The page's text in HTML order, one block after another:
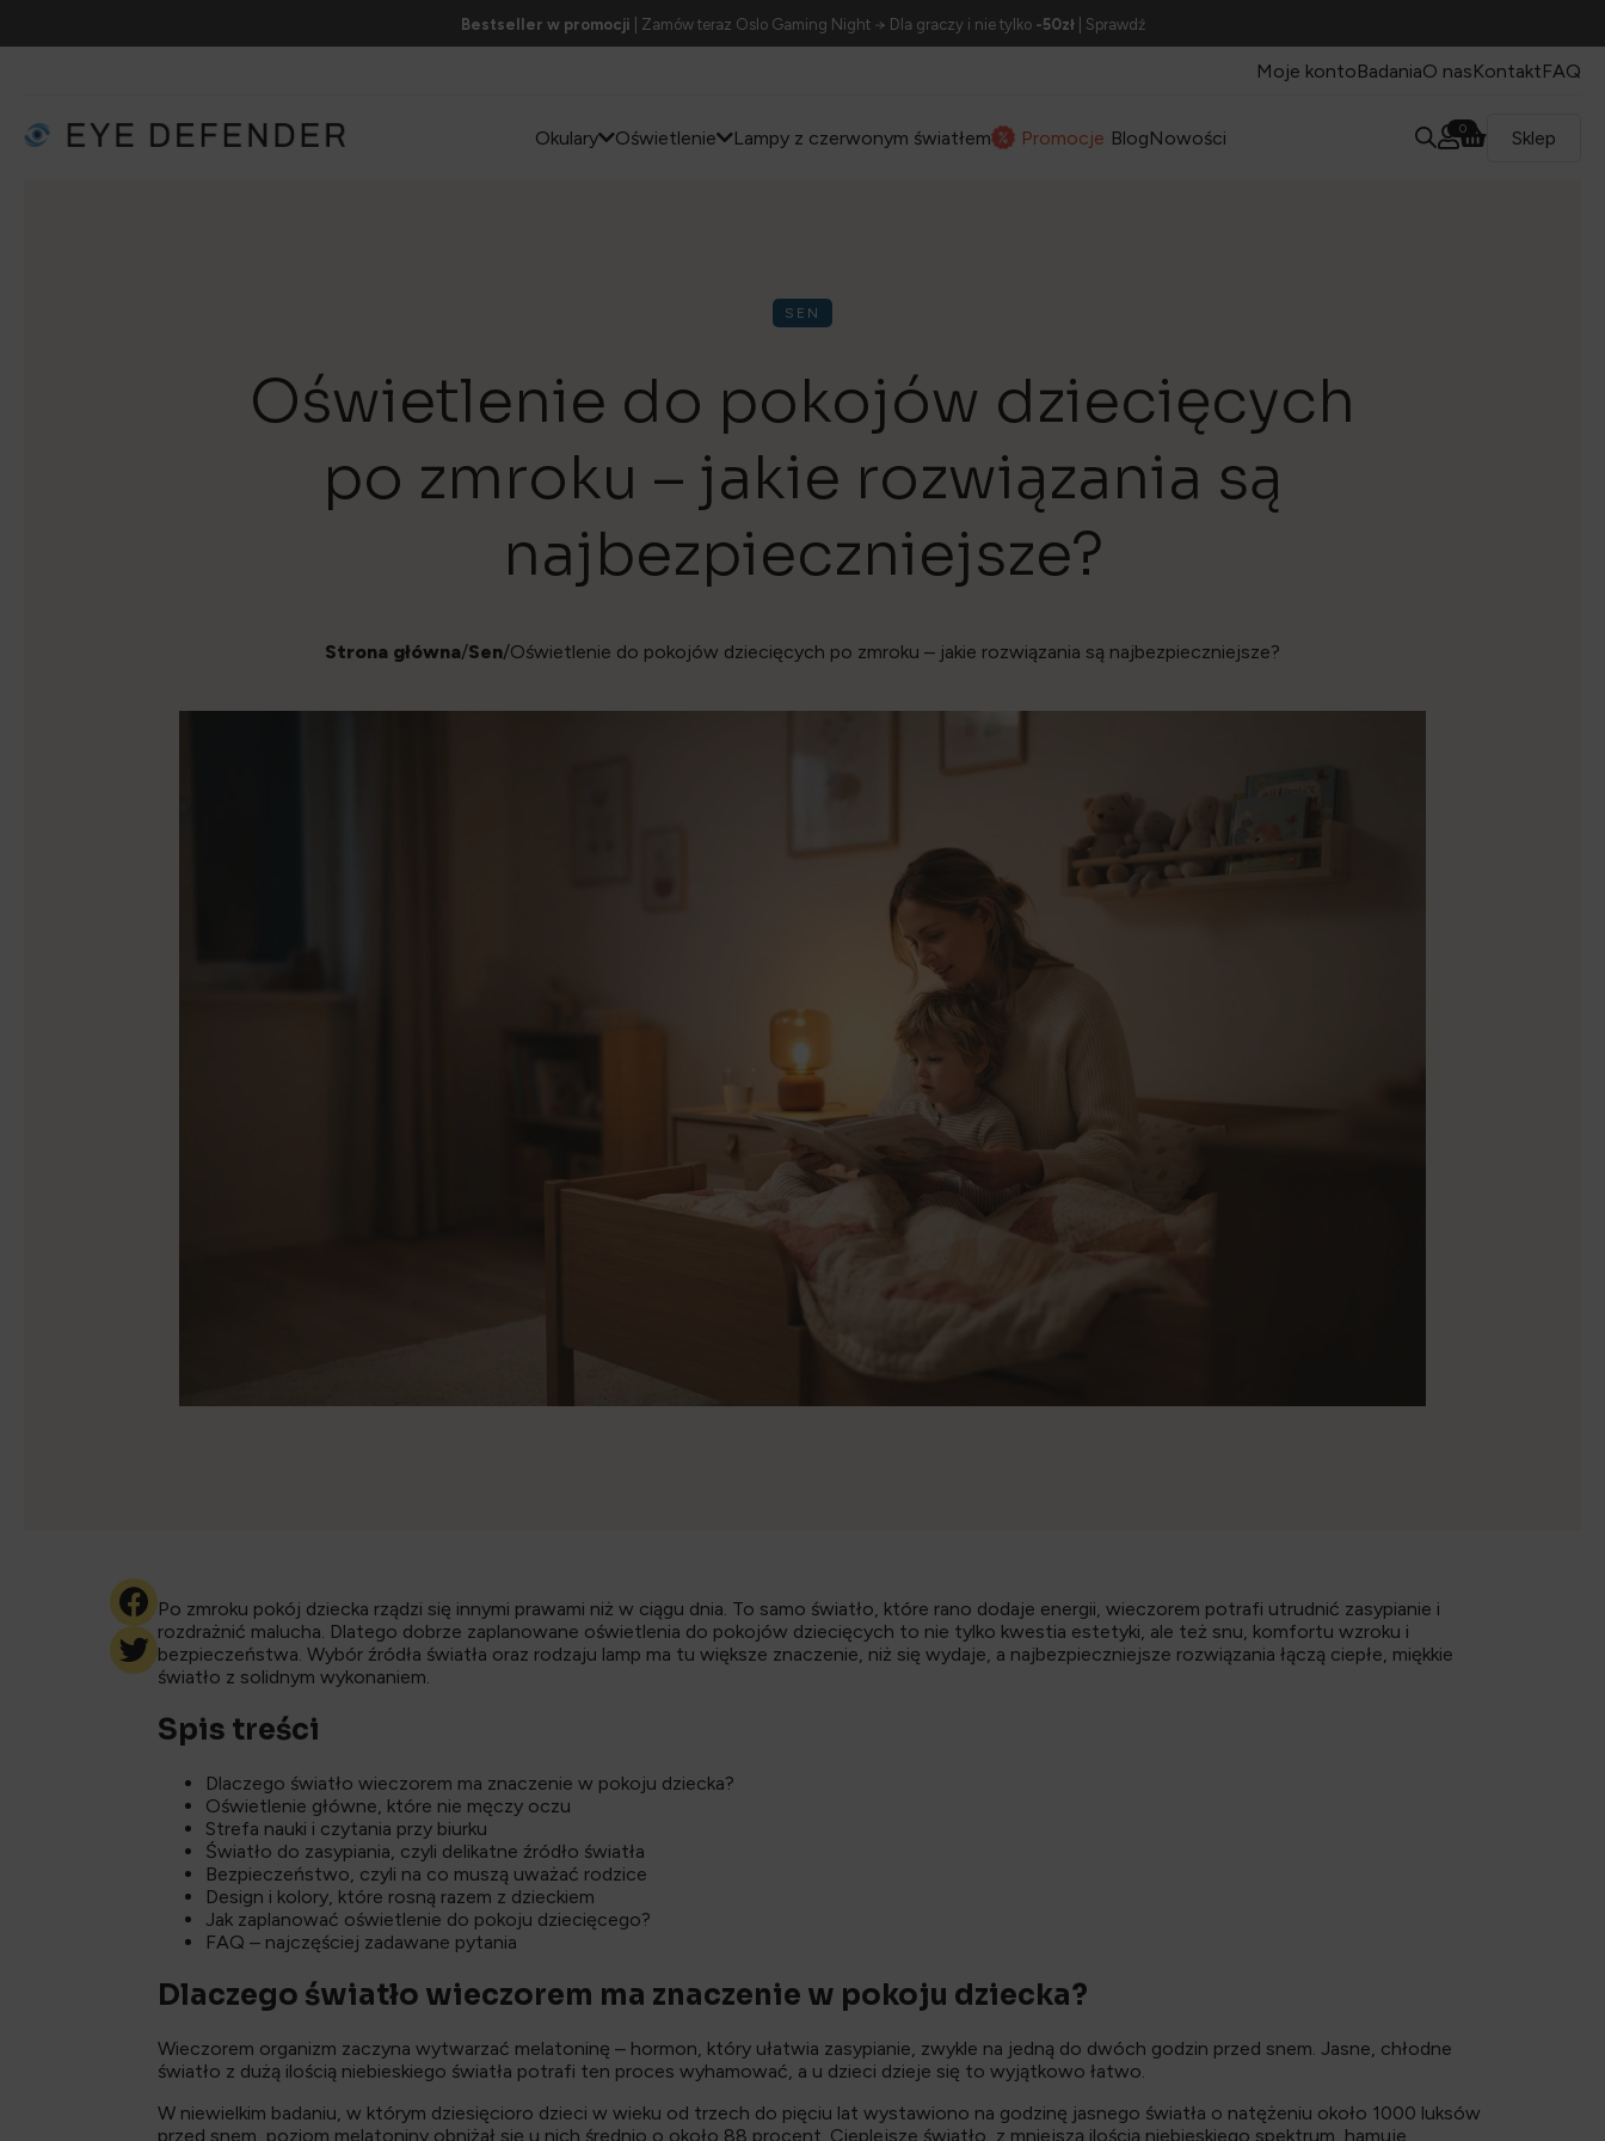
Bestseller w promocji | Zamów teraz Oslo Gaming Night → Dla graczy i nie tylko -50zł| Sprawdź
Moje kontoBadaniaO nasKontaktFAQ
Okulary Oświetlenie Lampy z czerwonym światłem Promocje BlogNowości 0 Sklep
SEN
Oświetlenie do pokojów dziecięcych
po zmroku – jakie rozwiązania są
najbezpieczniejsze?
Strona główna/Sen/Oświetlenie do pokojów dziecięcych po zmroku – jakie rozwiązania są najbezpieczniejsze?
Po zmroku pokój dziecka rządzi się innymi prawami niż w ciągu dnia. To samo światło, które rano dodaje energii, wieczorem potrafi utrudnić zasypianie i
rozdrażnić malucha. Dlatego dobrze zaplanowane oświetlenia do pokojów dziecięcych to nie tylko kwestia estetyki, ale też snu, komfortu wzroku i
bezpieczeństwa. Wybór źródła światła oraz rodzaju lamp ma tu większe znaczenie, niż się wydaje, a najbezpieczniejsze rozwiązania łączą ciepłe, miękkie
światło z solidnym wykonaniem.
Spis treści
Dlaczego światło wieczorem ma znaczenie w pokoju dziecka?
Oświetlenie główne, które nie męczy oczu
Strefa nauki i czytania przy biurku
Światło do zasypiania, czyli delikatne źródło światła
Bezpieczeństwo, czyli na co muszą uważać rodzice
Design i kolory, które rosną razem z dzieckiem
Jak zaplanować oświetlenie do pokoju dziecięcego?
FAQ – najczęściej zadawane pytania
Dlaczego światło wieczorem ma znaczenie w pokoju dziecka?
Wieczorem organizm zaczyna wytwarzać melatoninę – hormon, który ułatwia zasypianie, zwykle na jedną do dwóch godzin przed snem. Jasne, chłodne
światło z dużą ilością niebieskiego światła potrafi ten proces wyhamować, a u dzieci dzieje się to wyjątkowo łatwo.
W niewielkim badaniu, w którym dziesięcioro dzieci w wieku od trzech do pięciu lat wystawiono na godzinę jasnego światła o natężeniu około 1000 luksów
przed snem, poziom melatoniny obniżał się u nich średnio o około 88 procent. Cieplejsze światło, z mniejszą ilością niebieskiego spektrum, hamuje